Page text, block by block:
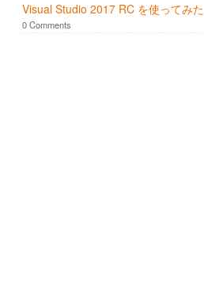
Visual Studio 2017 RC を使ってみた
0 Comments